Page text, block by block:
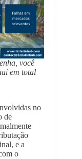
você
em total
no
de
e a
o